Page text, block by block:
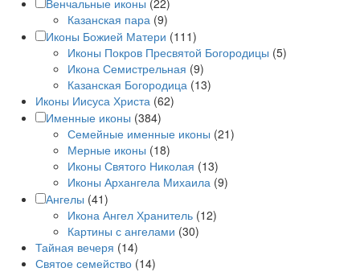
Казанская пара (9)
Иконы Божией Матери (111)
Иконы Покров Пресвятой Богородицы (5)
Икона Семистрельная (9)
Казанская Богородица (13)
Иконы Иисуса Христа (62)
Именные иконы (384)
Семейные именные иконы (21)
Мерные иконы (18)
Иконы Святого Николая (13)
Иконы Архангела Михаила (9)
Ангелы (41)
Икона Ангел Хранитель (12)
Картины с ангелами (30)
Тайная вечеря (14)
Святое семейство (14)